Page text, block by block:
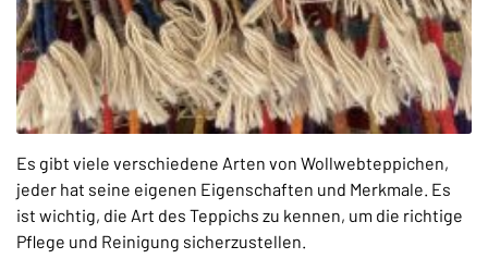
Es gibt viele verschiedene Arten von Wollwebteppichen,
jeder hat seine eigenen Eigenschaften und Merkmale. Es
ist wichtig, die Art des Teppichs zu kennen, um die richtige
Pflege und Reinigung sicherzustellen.